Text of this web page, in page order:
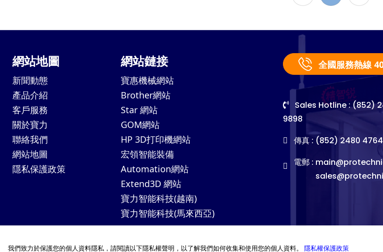
網站地圖
新聞動態
產品介紹
客戶服務
關於寶力
聯絡我們
網站地圖
隱私保護政策
網站鏈接
寶惠機械網站
Brother網站
Star 網站
GOM網站
HP 3D打印機網站
宏領智能裝備
Automation網站
Extend3D 網站
寶力智能科技(越南)
寶力智能科技(馬來西亞)
全國服務熱線
Sales Hotline : (852)
9898
傳真 : (852) 2480
電郵 :
我們致力於保護您的個人資料隱私，請閱讀以下隱私權聲明，以了解我們如何收集和使用您的個人資料。 隱私權保護政策